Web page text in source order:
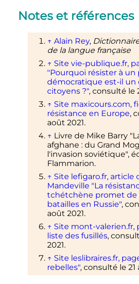
Notes et références
↑ Alain Rey,
de la langue française
↑ Site vie-publique.fr,
"Pourquoi résister à un
démocratique est-il un
citoyens ?", consulté le
↑ Site maxicours.com,
résistance en Europe,
août 2021.
↑ Livre de Mike Barry
afghane : du Grand
l'invasion soviétique",
Flammarion.
↑ Site lefigaro.fr, article
Mandeville "La
tchétchène promet de
batailles en Russie",
août 2021.
↑ Site mont-valerien.fr,
liste des fusillés,
2021.
↑ Site leslibraires.fr,
rebelles", consulté le 21